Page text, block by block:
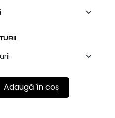
Adaugă în coș